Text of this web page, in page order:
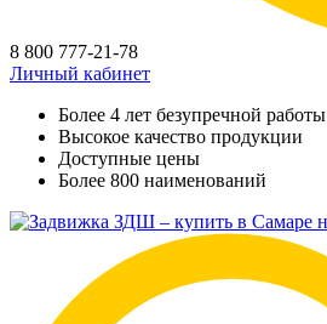
8 800 777-21-78
Личный кабинет
Более 4 лет безупречной работы
Высокое качество продукции
Доступные цены
Более 800 наименований